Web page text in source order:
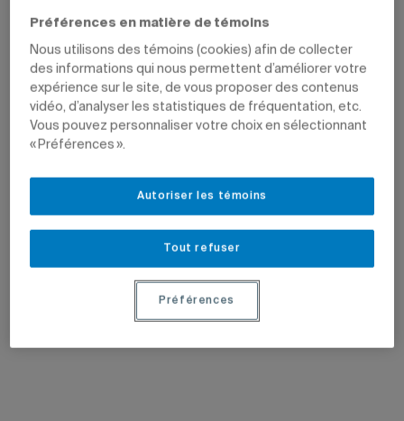
Préférences en matière de témoins
Nous utilisons des témoins (cookies) afin de collecter
des informations qui nous permettent d’améliorer votre
expérience sur le site, de vous proposer des contenus
vidéo, d’analyser les statistiques de fréquentation, etc.
Vous pouvez personnaliser votre choix en sélectionnant
« Préférences ».
Tout refuser
Autoriser les témoins
Préférences